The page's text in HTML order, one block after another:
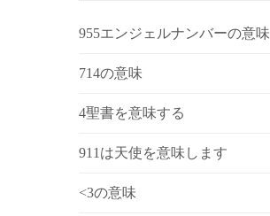
955エンジェルナンバーの意味
714の意味
4聖書を意味する
911は天使を意味します
<3の意味